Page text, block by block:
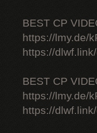
BEST CP
https://lmy.de/
https://
BEST CP
https://lmy.de/
https://